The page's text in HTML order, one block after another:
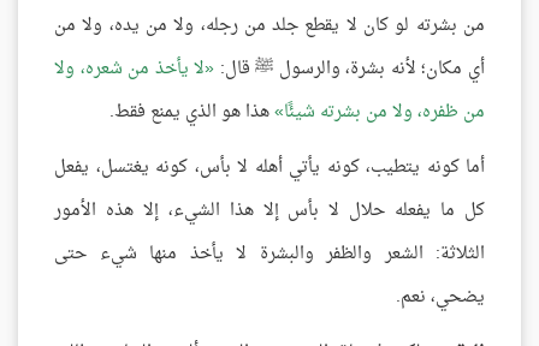
من بشرته لو كان لا يقطع جلد من رجله، ولا من يده، ولا من
أي مكان؛ لأنه بشرة، والرسول ﷺ قال: لا يأخذ من شعره، ولا
من ظفره، ولا من بشرته شيئًا هذا هو الذي يمنع فقط.
أما كونه يتطيب، كونه يأتي أهله لا بأس، كونه يغتسل، يفعل
كل ما يفعله حلال لا بأس إلا هذا الشيء، إلا هذه الأمور
الثلاثة: الشعر والظفر والبشرة لا يأخذ منها شيء حتى
يضحي، نعم.